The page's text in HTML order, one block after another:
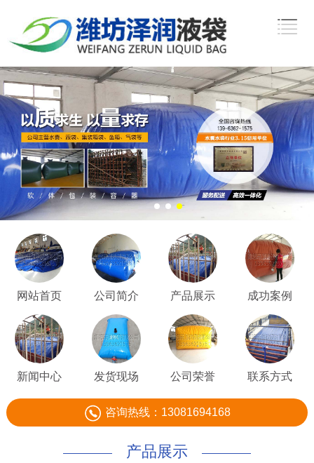
网站首页 公司简介 产品展示 成功案例
新闻中心 发货现场 公司荣誉 联系方式
咨询热线：13081694168
产品展示